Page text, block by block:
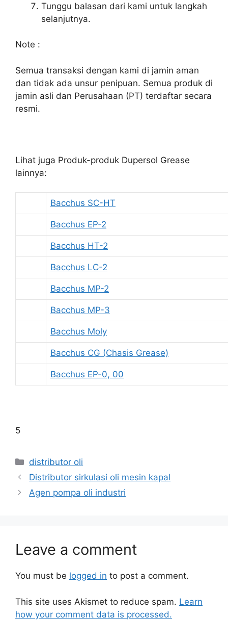
Tunggu balasan dari kami untuk langkah
selanjutnya.
Note :
Semua transaksi dengan kami di jamin aman
dan tidak ada unsur penipuan. Semua produk di
jamin asli dan Perusahaan (PT) terdaftar secara
resmi.
Lihat juga Produk-produk Dupersol Grease
lainnya:
Bacchus SC-HT
Bacchus EP-2
Bacchus HT-2
Bacchus LC-2
Bacchus MP-2
Bacchus MP-3
Bacchus Moly
Bacchus CG (Chasis Grease)
Bacchus EP-0, 00
5
distributor oli
Distributor sirkulasi oli mesin kapal
Agen pompa oli industri
Leave a comment
You must be logged in to post a comment.
This site uses Akismet to reduce spam. Learn
how your comment data is processed.